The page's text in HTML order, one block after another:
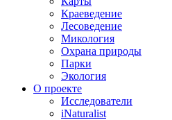
Краеведение
Лесоведение
Микология
Охрана природы
Парки
Экология
О проекте
Исследователи
iNaturalist